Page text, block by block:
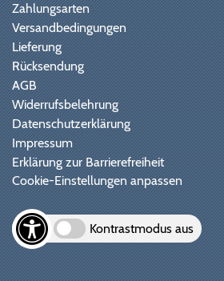
Zahlungsarten
Versandbedingungen
Lieferung
Rücksendung
AGB
Widerrufsbelehrung
Datenschutzerklärung
Impressum
Erklärung zur Barrierefreiheit
Cookie-Einstellungen anpassen
Kontrastmodus aus